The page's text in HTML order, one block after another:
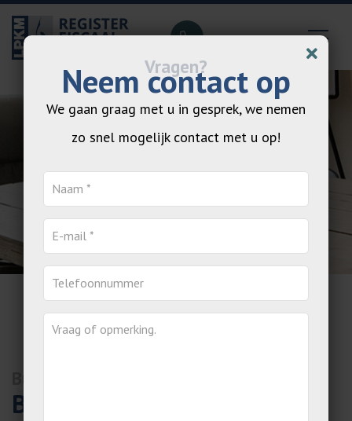
Totaal advisering
Boekhouder Bussum
Neem contact op
We gaan graag met u in gesprek, we nemen
zo snel mogelijk contact met u op!